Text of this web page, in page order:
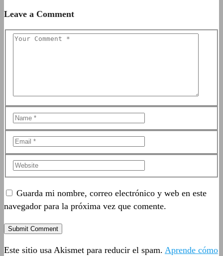
Leave a Comment
Guarda mi nombre, correo electrónico y web en este
navegador para la próxima vez que comente.
Este sitio usa Akismet para reducir el spam. Aprende cómo